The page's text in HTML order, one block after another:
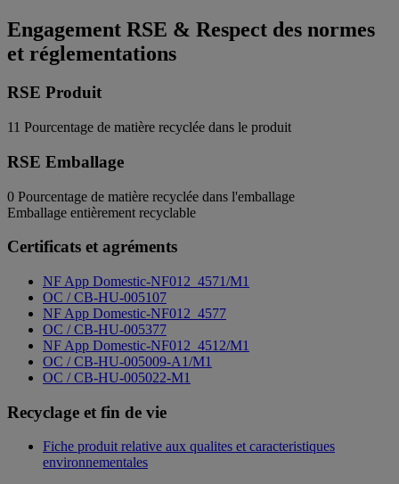
Engagement RSE & Respect des normes
et réglementations
RSE Produit
11 Pourcentage de matière recyclée dans le produit
RSE Emballage
0 Pourcentage de matière recyclée dans l'emballage
Emballage entièrement recyclable
Certificats et agréments
NF App Domestic-NF012_4571/M1
OC / CB-HU-005107
NF App Domestic-NF012_4577
OC / CB-HU-005377
NF App Domestic-NF012_4512/M1
OC / CB-HU-005009-A1/M1
OC / CB-HU-005022-M1
Recyclage et fin de vie
Fiche produit relative aux qualites et caracteristiques
environnementales